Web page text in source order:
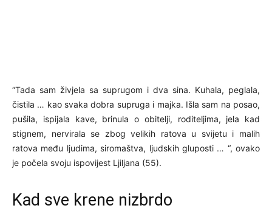
“Tada sam živjela sa suprugom i dva sina. Kuhala, peglala,
čistila … kao svaka dobra supruga i majka. Išla sam na posao,
pušila, ispijala kave, brinula o obitelji, roditeljima, jela kad
stignem, nervirala se zbog velikih ratova u svijetu i malih
ratova među ljudima, siromaštva, ljudskih gluposti … “, ovako
je počela svoju ispovijest Ljiljana (55).
Kad sve krene nizbrdo